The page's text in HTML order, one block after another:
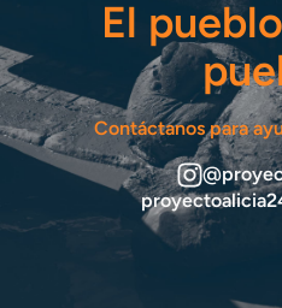
El
Contáctanos para